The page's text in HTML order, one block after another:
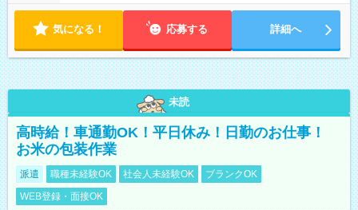
気になる！ 応募する 詳細へ
未読
高時給！車通勤OK！平日休み！日勤のお仕事！
お米の包装作業
派遣 職種未経験OK 社会人未経験OK
ブランクOK
WEB登録・面接OK